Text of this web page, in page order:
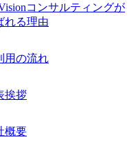
コンサルティングが
れる理由
用の流れ
挨拶
概要